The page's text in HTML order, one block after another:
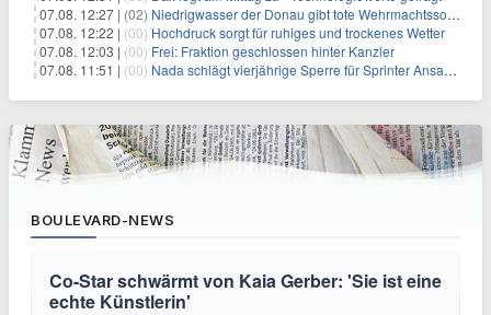
07.08. 12:27 | (02) Niedrigwasser der Donau gibt tote Wehrmachtssoldaten frei
07.08. 12:22 | (00) Hochdruck sorgt für ruhiges und trockenes Wetter
07.08. 12:03 | (00) Frei: Fraktion geschlossen hinter Kanzler
07.08. 11:51 | (00) Nada schlägt vierjährige Sperre für Sprinter Ansah vor
BOULEVARD-NEWS
Co-Star schwärmt von Kaia Gerber: 'Sie ist eine
echte Künstlerin'